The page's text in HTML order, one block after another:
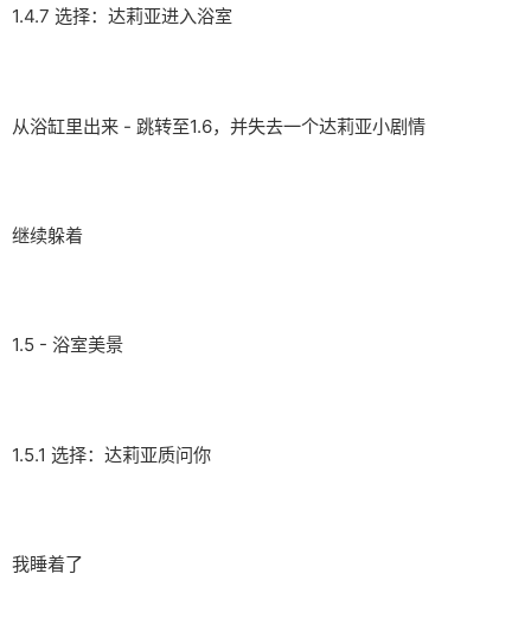
1.4.7 选择：达莉亚进入浴室
从浴缸里出来 - 跳转至1.6，并失去一个达莉亚小剧情
继续躲着
1.5 - 浴室美景
1.5.1 选择：达莉亚质问你
我睡着了